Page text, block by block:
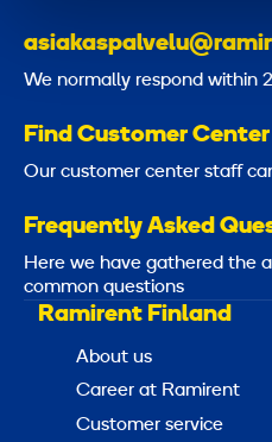
We normally respond within
Find Customer Center
Our customer center staff
Frequently Asked
Here we have gathered the
common questions
Ramirent Finland
About us
Career at Ramirent
Customer service